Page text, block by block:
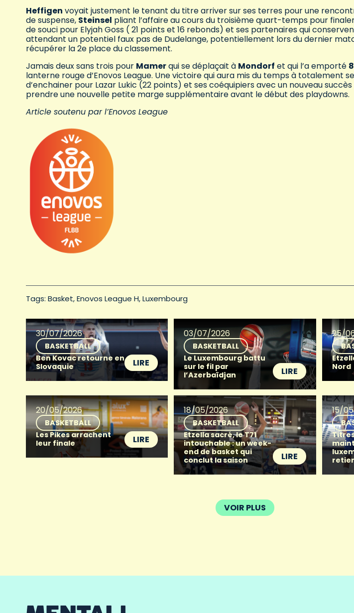
Heffigen voyait justement le tenant du titre arriver sur ses terres pour une
de suspense, Steinsel pliant l’affaire au cours du troisième quart-temps pour
de souci pour Elyjah Goss ( 21 points et 16 rebonds) et ses partenaires qui
attendant un potentiel faux pas de Dudelange, potentiellement lors du dernier
récupérer la 2e place du classement.
Jamais deux sans trois pour Mamerqui se déplaçait à Mondorf et qui l’a emporté
lanterne rouge d’Enovos League. Une victoire qui aura mis du temps à totalement
d’enchainer pour Lazar Lukic (22 points) et ses coéquipiers avec un nouveau
prendre une nouvelle petite marge supplémentaire avant le début des playdowns.
Article soutenu par l’Enovos League
Tags: Basket Enovos League H Luxembourg
30/07/2026
BASKETBALL
Ben Kovac retourne en
Slovaquie
LIRE
03/07/2026
BASKETBALL
Le Luxembourg battu
sur le fil par
l’Azerbaïdjan
LIRE
25/
Nord
20/05/2026
BASKETBALL
Les Pikes arrachent
leur finale
LIRE
18/05/2026
BASKETBALL
Etzella sacré, le T71
intouchable : un week-
end de basket qui
conclut la saison
LIRE
15/
VOIR PLUS